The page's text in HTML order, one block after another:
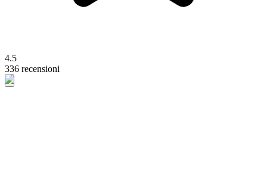
4.5
336 recensioni